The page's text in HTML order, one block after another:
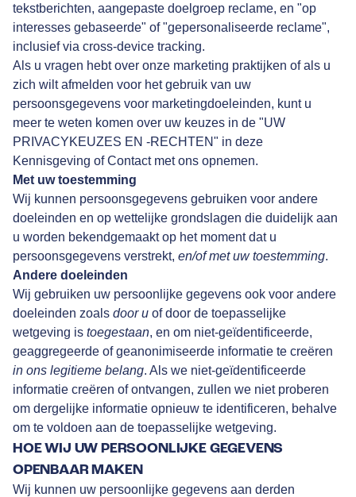
tekstberichten, aangepaste doelgroep reclame, en "op
interesses gebaseerde" of "gepersonaliseerde reclame",
inclusief via cross-device tracking.
Als u vragen hebt over onze marketing praktijken of als u
zich wilt afmelden voor het gebruik van uw
persoonsgegevens voor marketingdoeleinden, kunt u
meer te weten komen over uw keuzes in de "UW
PRIVACYKEUZES EN -RECHTEN" in deze
Kennisgeving ofContact met ons opnemen.
Met uw toestemming
Wij kunnen persoonsgegevens gebruiken voor andere
doeleinden en op wettelijke grondslagen die duidelijk aan
u worden bekendgemaakt op het moment dat u
persoonsgegevens verstrekt, en/of met uw toestemming.
Andere doeleinden
Wij gebruiken uw persoonlijke gegevens ook voor andere
doeleinden zoals door u of door de toepasselijke
wetgeving is toegestaan, en om niet-geïdentificeerde,
geaggregeerde of geanonimiseerde informatie te creëren
in ons legitieme belang. Als we niet-geïdentificeerde
informatie creëren of ontvangen, zullen we niet proberen
om dergelijke informatie opnieuw te identificeren, behalve
om te voldoen aan de toepasselijke wetgeving.
HOE WIJ UW PERSOONLIJKE GEGEVENS
OPENBAAR MAKEN
Wij kunnen uw persoonlijke gegevens aan derden